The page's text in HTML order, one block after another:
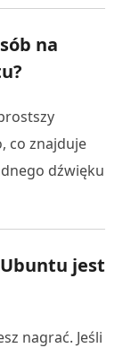
na
co znajduje
dźwięku
jest
nagrać. Jeśli